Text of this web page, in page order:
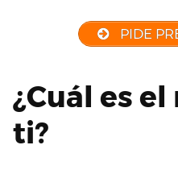
PIDE
¿Cuál es
ti?